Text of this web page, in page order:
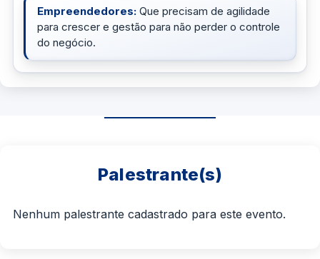
Empreendedores: Que precisam de agilidade
para crescer e gestão para não perder o controle
do negócio.
Palestrante(s)
Nenhum palestrante cadastrado para este evento.